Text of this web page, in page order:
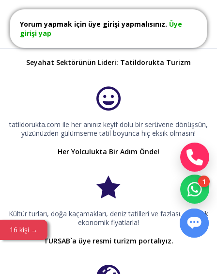
Yorum yapmak için üye girişi yapmalısınız. Üye
girişi yap
Seyahat Sektörünün Lideri: Tatildorukta Turizm
tatildorukta.com ile her anınız keyif dolu bir serüvene dönüşsün,
yüzünüzden gülümseme tatil boyunca hiç eksik olmasın!
Her Yolculukta Bir Adım Önde!
Kültür turları, doğa kaçamakları, deniz tatilleri ve fazlası… Üstelik
ekonomik fiyatlarla!
TURSAB`a üye resmi turizm portalıyız.
16 kişi →